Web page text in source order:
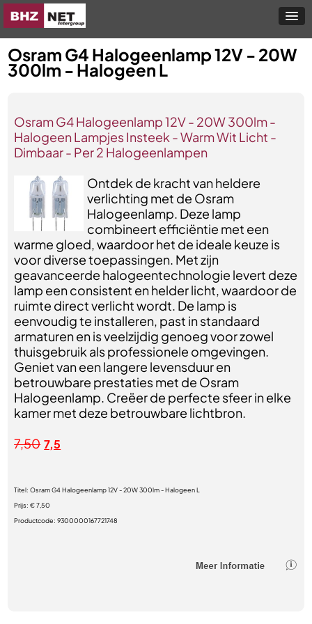
Osram G4 Halogeenlamp 12V - 20W
300lm - Halogeen L
Osram G4 Halogeenlamp 12V - 20W 300lm -
Halogeen Lampjes Insteek - Warm Wit Licht -
Dimbaar - Per 2 Halogeenlampen
Ontdek de kracht van heldere
verlichting met de Osram
Halogeenlamp. Deze lamp
combineert efficiëntie met een
warme gloed, waardoor het de ideale keuze is
voor diverse toepassingen. Met zijn
geavanceerde halogeentechnologie levert deze
lamp een consistent en helder licht, waardoor de
ruimte direct verlicht wordt. De lamp is
eenvoudig te installeren, past in standaard
armaturen en is veelzijdig genoeg voor zowel
thuisgebruik als professionele omgevingen.
Geniet van een langere levensduur en
betrouwbare prestaties met de Osram
Halogeenlamp. Creëer de perfecte sfeer in elke
kamer met deze betrouwbare lichtbron.
7,50 7,5
Titel:Osram G4 Halogeenlamp 12V - 20W 300lm - Halogeen L
Prijs:€ 7,50
Productcode:9300000167721748